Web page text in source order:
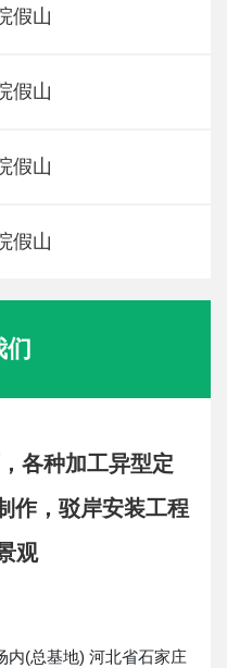
假山
假山
假山
假山
们
各种加工异型定
作，驳岸安装工程
观
内(总基地) 河北省石家庄